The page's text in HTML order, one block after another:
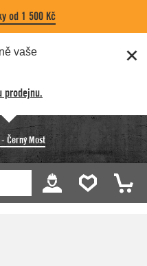
od 1 500 Kč
vaše
prodejnu.
Černý Most